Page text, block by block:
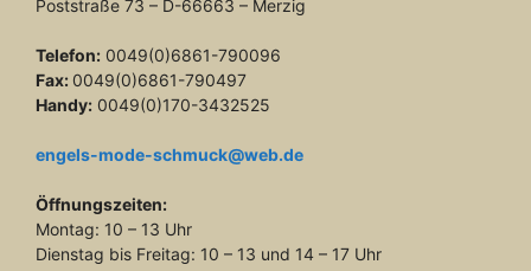
Poststraße 73 – D-66663 – Merzig
Telefon: 0049(0)6861-790096
Fax: 0049(0)6861-790497
Handy: 0049(0)170-3432525
engels-mode-schmuck@web.de
Öffnungszeiten:
Montag: 10 – 13 Uhr
Dienstag bis Freitag: 10 – 13 und 14 – 17 Uhr